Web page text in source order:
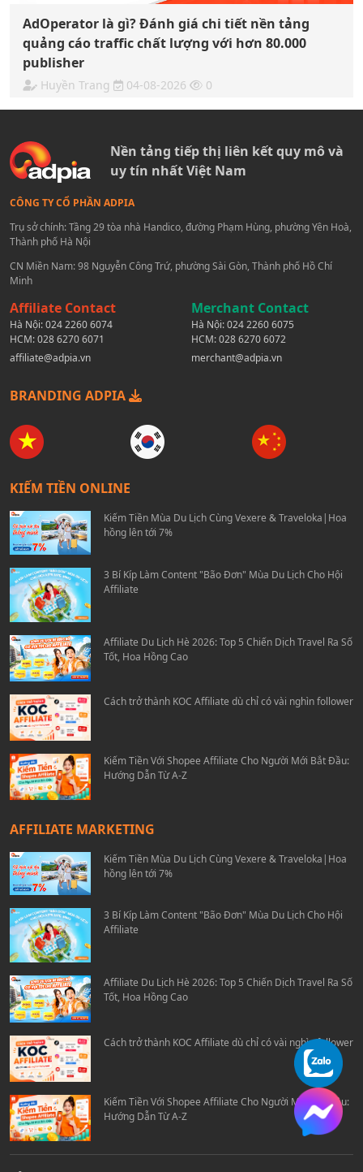
AdOperator là gì? Đánh giá chi tiết nền tảng
quảng cáo traffic chất lượng với hơn 80.000
publisher
Huyền Trang 04-08-2026 0
Nền tảng tiếp thị liên kết quy mô và
uy tín nhất Việt Nam
CÔNG TY CỔ PHẦN ADPIA
Trụ sở chính: Tầng 29 tòa nhà Handico, đường Phạm Hùng, phường Yên Hoà,
Thành phố Hà Nội
CN Miền Nam: 98 Nguyễn Công Trứ, phường Sài Gòn, Thành phố Hồ Chí
Minh
Affiliate Contact
Hà Nội:024 2260 6074
HCM:028 6270 6071
affiliate@adpia.vn
Merchant Contact
Hà Nội:024 2260 6075
HCM:028 6270 6072
merchant@adpia.vn
BRANDING ADPIA
KIẾM TIỀN ONLINE
Kiếm Tiền Mùa Du Lịch Cùng Vexere & Traveloka|Hoa
hồng lên tới 7%
3 Bí Kíp Làm Content "Bão Đơn" Mùa Du Lịch Cho Hội
Affiliate
Affiliate Du Lịch Hè 2026: Top 5 Chiến Dịch Travel Ra Số
Tốt, Hoa Hồng Cao
Cách trở thành KOC Affiliate dù chỉ có vài nghìn follower
Kiếm Tiền Với Shopee Affiliate Cho Người Mới Bắt Đầu:
Hướng Dẫn Từ A-Z
AFFILIATE MARKETING
Kiếm Tiền Mùa Du Lịch Cùng Vexere & Traveloka|Hoa
hồng lên tới 7%
3 Bí Kíp Làm Content "Bão Đơn" Mùa Du Lịch Cho Hội
Affiliate
Affiliate Du Lịch Hè 2026: Top 5 Chiến Dịch Travel Ra Số
Tốt, Hoa Hồng Cao
Cách trở thành KOC Affiliate dù chỉ có vài nghìn follower
Kiếm Tiền Với Shopee Affiliate Cho Người Mới Bắt Đầu:
Hướng Dẫn Từ A-Z